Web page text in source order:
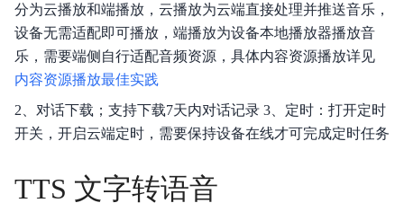
分为云播放和端播放，云播放为云端直接处理并推送音乐，
设备无需适配即可播放，端播放为设备本地播放器播放音
乐，需要端侧自行适配音频资源，具体内容资源播放详见
内容资源播放最佳实践
2、对话下载；支持下载7天内对话记录 3、定时：打开定时
开关，开启云端定时，需要保持设备在线才可完成定时任务
TTS 文字转语音